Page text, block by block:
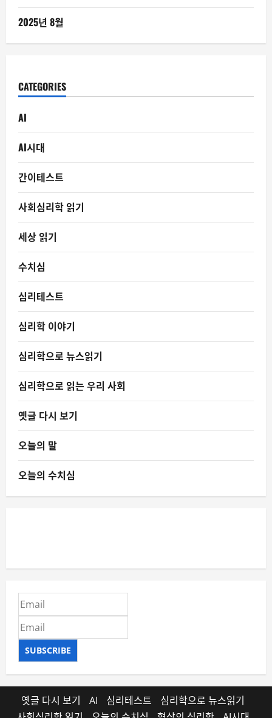
2025년 8월
CATEGORIES
AI
AI시대
간이테스트
사회심리학 읽기
세상 읽기
수치심
심리테스트
심리학 이야기
심리학으로 뉴스읽기
심리학으로 읽는 우리 사회
옛글 다시 보기
오늘의 말
오늘의 수치심
SUBSCRIBE
옛글 다시 보기 AI 심리테스트
심리학으로 뉴스읽기